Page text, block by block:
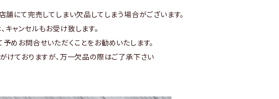
にて完売してしまい欠品してしまう場合がございます。
ャンセルもお受け致します。
めお問合せいただくことをお勧めいたします。
けておりますが、万一欠品の際はご了承下さい